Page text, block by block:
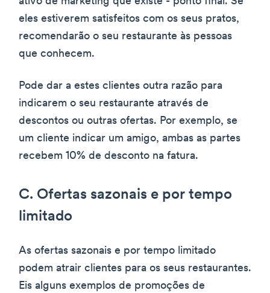
eles estiverem satisfeitos com os seus pratos,
recomendarão o seu restaurante às pessoas
que conhecem.
Pode dar a estes clientes outra razão para
indicarem o seu restaurante através de
descontos ou outras ofertas. Por exemplo, se
um cliente indicar um amigo, ambas as partes
recebem 10% de desconto na fatura.
C. Ofertas sazonais e por tempo
limitado
As ofertas sazonais e por tempo limitado
podem atrair clientes para os seus restaurantes.
Eis alguns exemplos de promoções de